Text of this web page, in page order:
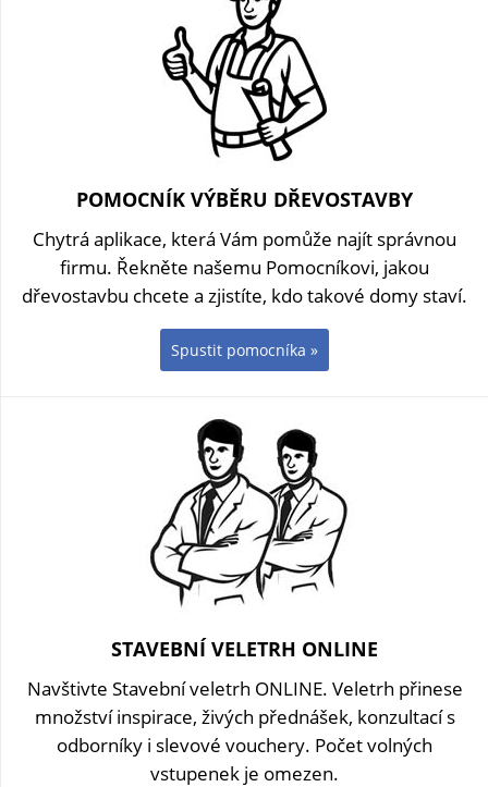
POMOCNÍK VÝBĚRU DŘEVOSTAVBY
Chytrá aplikace, která Vám pomůže najít správnou
firmu. Řekněte našemu Pomocníkovi, jakou
dřevostavbu chcete a zjistíte, kdo takové domy staví.
Spustit pomocníka »
STAVEBNÍ VELETRH ONLINE
Navštivte Stavební veletrh ONLINE. Veletrh přinese
množství inspirace, živých přednášek, konzultací s
odborníky i slevové vouchery. Počet volných
vstupenek je omezen.